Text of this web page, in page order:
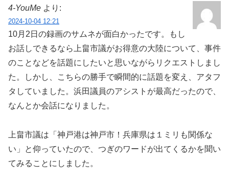
4-YouMe より:
2024-10-04 12:21
10月2日の録画のサムネが面白かったです。もし
お話しできるなら上畠市議がお得意の大陸について、事件
のことなどを話題にしたいと思いながらリクエストしまし
た。しかし、こちらの勝手で瞬間的に話題を変え、アタフ
タしていました。浜田議員のアシストが最高だったので、
なんとか会話になりました。
上畠市議は「神戸港は神戸市！兵庫県は１ミリも関係な
い」と仰っていたので、つぎのワードが出てくるかを聞い
てみることにしました。